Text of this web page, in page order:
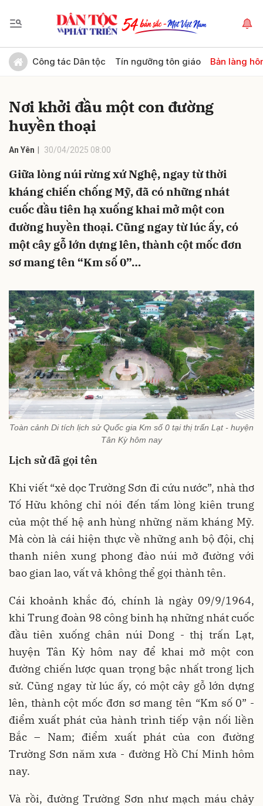
Công tác Dân tộc Tín ngưỡng tôn giáo Bản làng
Nơi khởi đầu một con đường
huyền thoại
An Yên 30/04/2025 08:00
Giữa lòng núi rừng xứ Nghệ, ngay từ thời
kháng chiến chống Mỹ, đã có những nhát
cuốc đầu tiên hạ xuống khai mở một con
đường huyền thoại. Cũng ngay từ lúc ấy, có
một cây gỗ lớn dựng lên, thành cột mốc đơn
sơ mang tên “Km số 0”…
Toàn cảnh Di tích lịch sử Quốc gia Km số 0 tại thị trấn Lạt - huyện
Tân Kỳ hôm nay
Lịch sử đã gọi tên
Khi viết “xẻ dọc Trường Sơn đi cứu nước”, nhà thơ
Tố Hữu không chỉ nói đến tấm lòng kiên trung
của một thế hệ anh hùng những năm kháng Mỹ.
Mà còn là cái hiện thực về những anh bộ đội, chị
thanh niên xung phong đào núi mở đường với
bao gian lao, vất vả không thể gọi thành tên.
Cái khoảnh khắc đó, chính là ngày 09/9/1964,
khi Trung đoàn 98 công binh hạ những nhát cuốc
đầu tiên xuống chân núi Dong - thị trấn Lạt,
huyện Tân Kỳ hôm nay để khai mở một con
đường chiến lược quan trọng bậc nhất trong lịch
sử. Cũng ngay từ lúc ấy, có một cây gỗ lớn dựng
lên, thành cột mốc đơn sơ mang tên “Km số 0” -
điểm xuất phát của hành trình tiếp vận nối liền
Bắc – Nam; điểm xuất phát của con đường
Trường Sơn năm xưa - đường Hồ Chí Minh hôm
nay.
Và rồi, đường Trường Sơn như mạch máu chảy
Gửi bình luận
Hủy